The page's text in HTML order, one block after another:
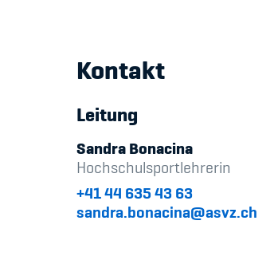
Kontakt
Leitung
Sandra Bonacina
Hochschulsportlehrerin
+41 44 635 43 63
sandra.bonacina@asvz.ch